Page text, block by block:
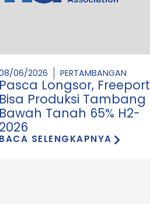
06/2026 PERTAMBANGAN
Pasca Longsor, Freeport
Bisa Produksi Tambang
Bawah Tanah 65% H2-
2026
BACA SELENGKAPNYA